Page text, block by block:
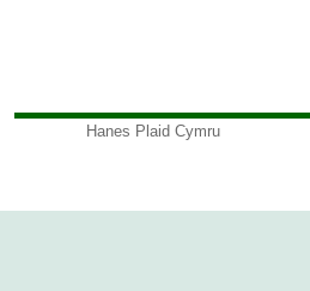
Hanes Plaid Cymru